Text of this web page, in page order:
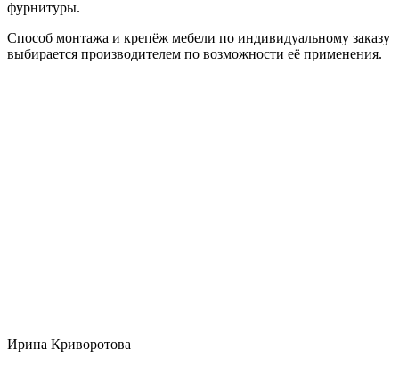
фурнитуры.
Способ монтажа и крепёж мебели по индивидуальному заказу
выбирается производителем по возможности её применения.
Ирина Криворотова